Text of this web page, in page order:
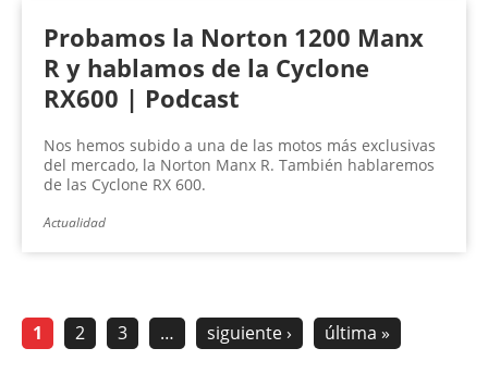
Probamos la Norton 1200 Manx
R y hablamos de la Cyclone
RX600 | Podcast
Nos hemos subido a una de las motos más exclusivas
del mercado, la Norton Manx R. También hablaremos
de las Cyclone RX 600.
Actualidad
1 2 3 … siguiente › última »